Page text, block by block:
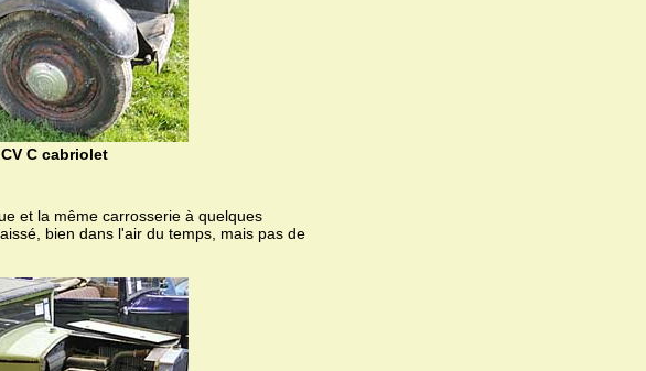
C cabriolet
et la même carrosserie à quelques
bien dans l'air du temps, mais pas de